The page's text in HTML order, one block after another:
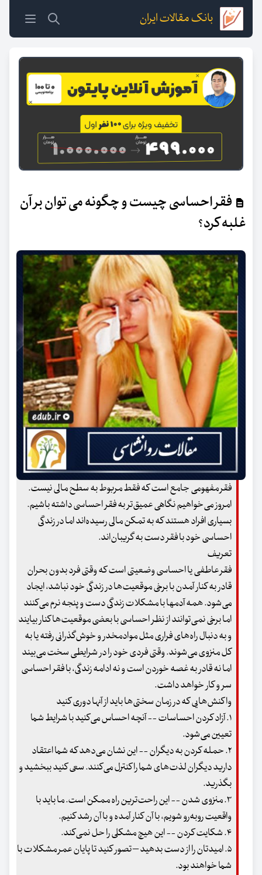
بانک مقالات ایران
فقر احساسی چیست و چگونه می توان بر آن
غلبه کرد؟
فقر مفهومی جامع است که فقط مربوط به سطح مالی نیست.
امروز می‌خواهیم نگاهی عمیق‌تر به فقر احساسی داشته باشیم.
بسیاری افراد هستند که به تمکن مالی رسیده‌اند اما در زندگی
احساسی خود با فقر دست به گریبان‌اند.
تعریف
فقر عاطفی یا احساسی وضعیتی است که وقتی فرد بدون بحران
قادر به کنار آمدن با برخی موقعیت‌ها در زندگی خود نباشد، ایجاد
می‌شود. همه آدمها با مشکلات زندگی دست و پنجه نرم می‌کنند
اما برخی نمی‌توانند از نظر احساسی با بعضی موقعیت‌ها کنار بیایند
و به دنبال راه‌های فراری مثل موادمخدر و خوش‌گذرانی رفته یا به
کل منزوی می‌شوند. وقتی فردی خود را در شرایطی سخت می‌بیند
اما نه قادر به غصه خوردن است و نه ادامه زندگی، با فقر احساسی
سر و کار خواهد داشت.
واکنش‌هایی که در زمان سختی‌ها باید از آنها دوری کنید
۱. آزاد کردن احساسات -- آنچه احساس می‌کنید با شرایط شما
تعیین می‌شود.
۲. حمله کردن به دیگران -- این نشان می‌دهد که شما اعتقاد
دارید دیگران لذت‌های شما را کنترل می‌کنند. سعی کنید ببخشید و
بگذرید.
۳. منزوی شدن -- این راحت‌ترین راه ممکن است. ما باید با
واقعیت روبه‌رو شویم، با آن کنار آمده و با آن رشد کنیم.
۴. شکایت کردن -- این هیچ مشکلی را حل نمی‌کند.
۵. امیدتان را از دست بدهید – تصور کنید تا پایان عمر مشکلات با
شما خواهند بود.